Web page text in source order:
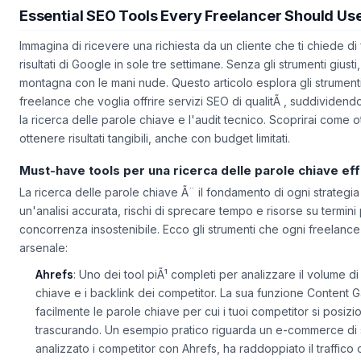
Immagina di ricevere una richiesta da un cliente che ti chiede
risultati di Google in sole tre settimane. Senza gli strumenti
montagna con le mani nude. Questo articolo esplora gli
freelance che voglia offrire servizi SEO di qualitÃ ,
la ricerca delle parole chiave e l'audit tecnico. Scoprirai come
Must-have tools per una ricerca delle parole chiave
La ricerca delle parole chiave Ã¨ il fondamento di ogni
un'analisi accurata, rischi di sprecare tempo e risorse su
concorrenza insostenibile. Ecco gli strumenti che ogni
arsenale:
Ahrefs : Uno dei tool piÃ¹ completi per analizzare il volume
chiave e i backlink dei competitor. La sua funzioneContent
facilmente le parole chiave per cui i tuoi competitor si
trascurando. Un esempio pratico riguarda un e-commerce